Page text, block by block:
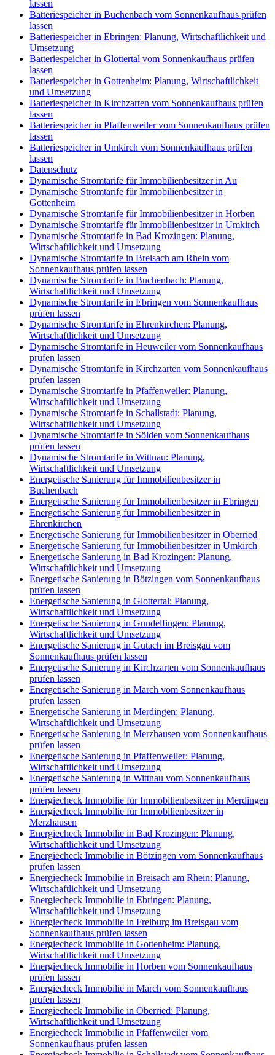
lassen
Batteriespeicher in Buchenbach vom Sonnenkaufhaus prüfen
lassen
Batteriespeicher in Ebringen: Planung, Wirtschaftlichkeit und
Umsetzung
Batteriespeicher in Glottertal vom Sonnenkaufhaus prüfen
lassen
Batteriespeicher in Gottenheim: Planung, Wirtschaftlichkeit
und Umsetzung
Batteriespeicher in Kirchzarten vom Sonnenkaufhaus prüfen
lassen
Batteriespeicher in Pfaffenweiler vom Sonnenkaufhaus prüfen
lassen
Batteriespeicher in Umkirch vom Sonnenkaufhaus prüfen
lassen
Datenschutz
Dynamische Stromtarife für Immobilienbesitzer in Au
Dynamische Stromtarife für Immobilienbesitzer in
Gottenheim
Dynamische Stromtarife für Immobilienbesitzer in Horben
Dynamische Stromtarife für Immobilienbesitzer in Umkirch
Dynamische Stromtarife in Bad Krozingen: Planung,
Wirtschaftlichkeit und Umsetzung
Dynamische Stromtarife in Breisach am Rhein vom
Sonnenkaufhaus prüfen lassen
Dynamische Stromtarife in Buchenbach: Planung,
Wirtschaftlichkeit und Umsetzung
Dynamische Stromtarife in Ebringen vom Sonnenkaufhaus
prüfen lassen
Dynamische Stromtarife in Ehrenkirchen: Planung,
Wirtschaftlichkeit und Umsetzung
Dynamische Stromtarife in Heuweiler vom Sonnenkaufhaus
prüfen lassen
Dynamische Stromtarife in Kirchzarten vom Sonnenkaufhaus
prüfen lassen
Dynamische Stromtarife in Pfaffenweiler: Planung,
Wirtschaftlichkeit und Umsetzung
Dynamische Stromtarife in Schallstadt: Planung,
Wirtschaftlichkeit und Umsetzung
Dynamische Stromtarife in Sölden vom Sonnenkaufhaus
prüfen lassen
Dynamische Stromtarife in Wittnau: Planung,
Wirtschaftlichkeit und Umsetzung
Energetische Sanierung für Immobilienbesitzer in
Buchenbach
Energetische Sanierung für Immobilienbesitzer in Ebringen
Energetische Sanierung für Immobilienbesitzer in
Ehrenkirchen
Energetische Sanierung für Immobilienbesitzer in Oberried
Energetische Sanierung für Immobilienbesitzer in Umkirch
Energetische Sanierung in Bad Krozingen: Planung,
Wirtschaftlichkeit und Umsetzung
Energetische Sanierung in Bötzingen vom Sonnenkaufhaus
prüfen lassen
Energetische Sanierung in Glottertal: Planung,
Wirtschaftlichkeit und Umsetzung
Energetische Sanierung in Gundelfingen: Planung,
Wirtschaftlichkeit und Umsetzung
Energetische Sanierung in Gutach im Breisgau vom
Sonnenkaufhaus prüfen lassen
Energetische Sanierung in Kirchzarten vom Sonnenkaufhaus
prüfen lassen
Energetische Sanierung in March vom Sonnenkaufhaus
prüfen lassen
Energetische Sanierung in Merdingen: Planung,
Wirtschaftlichkeit und Umsetzung
Energetische Sanierung in Merzhausen vom Sonnenkaufhaus
prüfen lassen
Energetische Sanierung in Pfaffenweiler: Planung,
Wirtschaftlichkeit und Umsetzung
Energetische Sanierung in Wittnau vom Sonnenkaufhaus
prüfen lassen
Energiecheck Immobilie für Immobilienbesitzer in Merdingen
Energiecheck Immobilie für Immobilienbesitzer in
Merzhausen
Energiecheck Immobilie in Bad Krozingen: Planung,
Wirtschaftlichkeit und Umsetzung
Energiecheck Immobilie in Bötzingen vom Sonnenkaufhaus
prüfen lassen
Energiecheck Immobilie in Breisach am Rhein: Planung,
Wirtschaftlichkeit und Umsetzung
Energiecheck Immobilie in Ebringen: Planung,
Wirtschaftlichkeit und Umsetzung
Energiecheck Immobilie in Freiburg im Breisgau vom
Sonnenkaufhaus prüfen lassen
Energiecheck Immobilie in Gottenheim: Planung,
Wirtschaftlichkeit und Umsetzung
Energiecheck Immobilie in Horben vom Sonnenkaufhaus
prüfen lassen
Energiecheck Immobilie in March vom Sonnenkaufhaus
prüfen lassen
Energiecheck Immobilie in Oberried: Planung,
Wirtschaftlichkeit und Umsetzung
Energiecheck Immobilie in Pfaffenweiler vom
Sonnenkaufhaus prüfen lassen